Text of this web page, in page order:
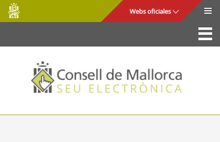
Saltar al contenido principal
Consell
de
Mallorca
Webs oficiales
La Sede
Consejo de Mallorca
Acceso y seguridad
Utilidades